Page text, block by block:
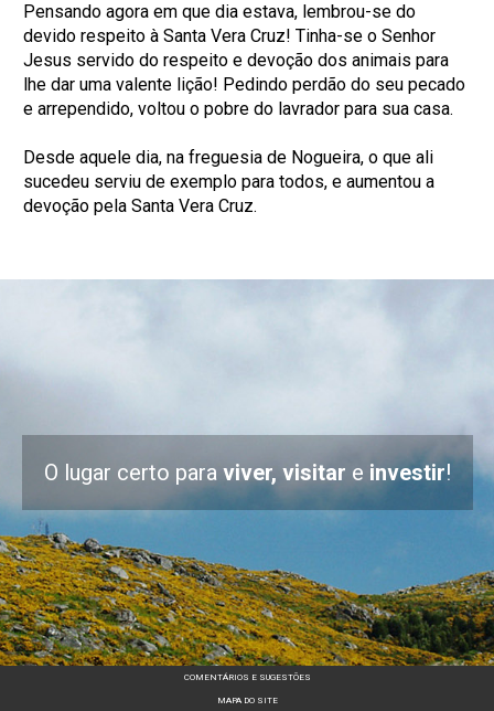
Pensando agora em que dia estava, lembrou-se do
devido respeito à Santa Vera Cruz! Tinha-se o Senhor
Jesus servido do respeito e devoção dos animais para
lhe dar uma valente lição! Pedindo perdão do seu pecado
e arrependido, voltou o pobre do lavrador para sua casa.
Desde aquele dia, na freguesia de Nogueira, o que ali
sucedeu serviu de exemplo para todos, e aumentou a
devoção pela Santa Vera Cruz.
O lugar certo para viver, visitar e investir!
COMENTÁRIOS E SUGESTÕES
MAPA DO SITE